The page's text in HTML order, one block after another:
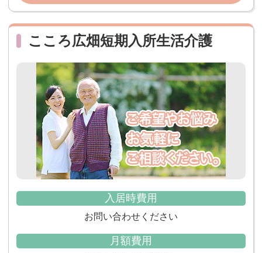
こころ広畑短期入所生活介護
入居時費用
お問い合わせください
月額費用